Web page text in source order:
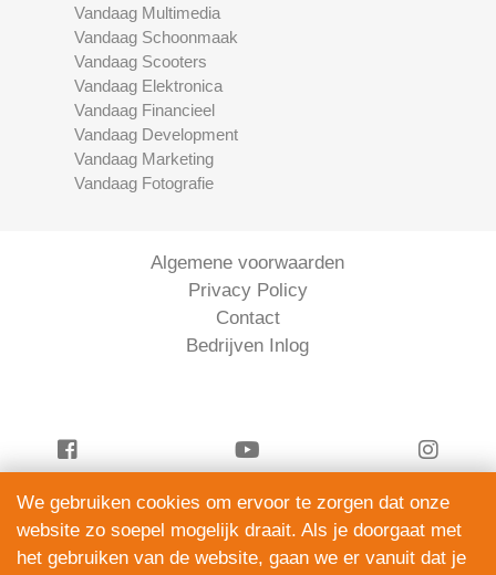
Vandaag Multimedia
Vandaag Schoonmaak
Vandaag Scooters
Vandaag Elektronica
Vandaag Financieel
Vandaag Development
Vandaag Marketing
Vandaag Fotografie
Algemene voorwaarden
Privacy Policy
Contact
Bedrijven Inlog
Vandaag Financieel is onderdeel van
ServiceRight B.V. | KVK 90914872
We gebruiken cookies om ervoor te zorgen dat onze
website zo soepel mogelijk draait. Als je doorgaat met
het gebruiken van de website, gaan we er vanuit dat je